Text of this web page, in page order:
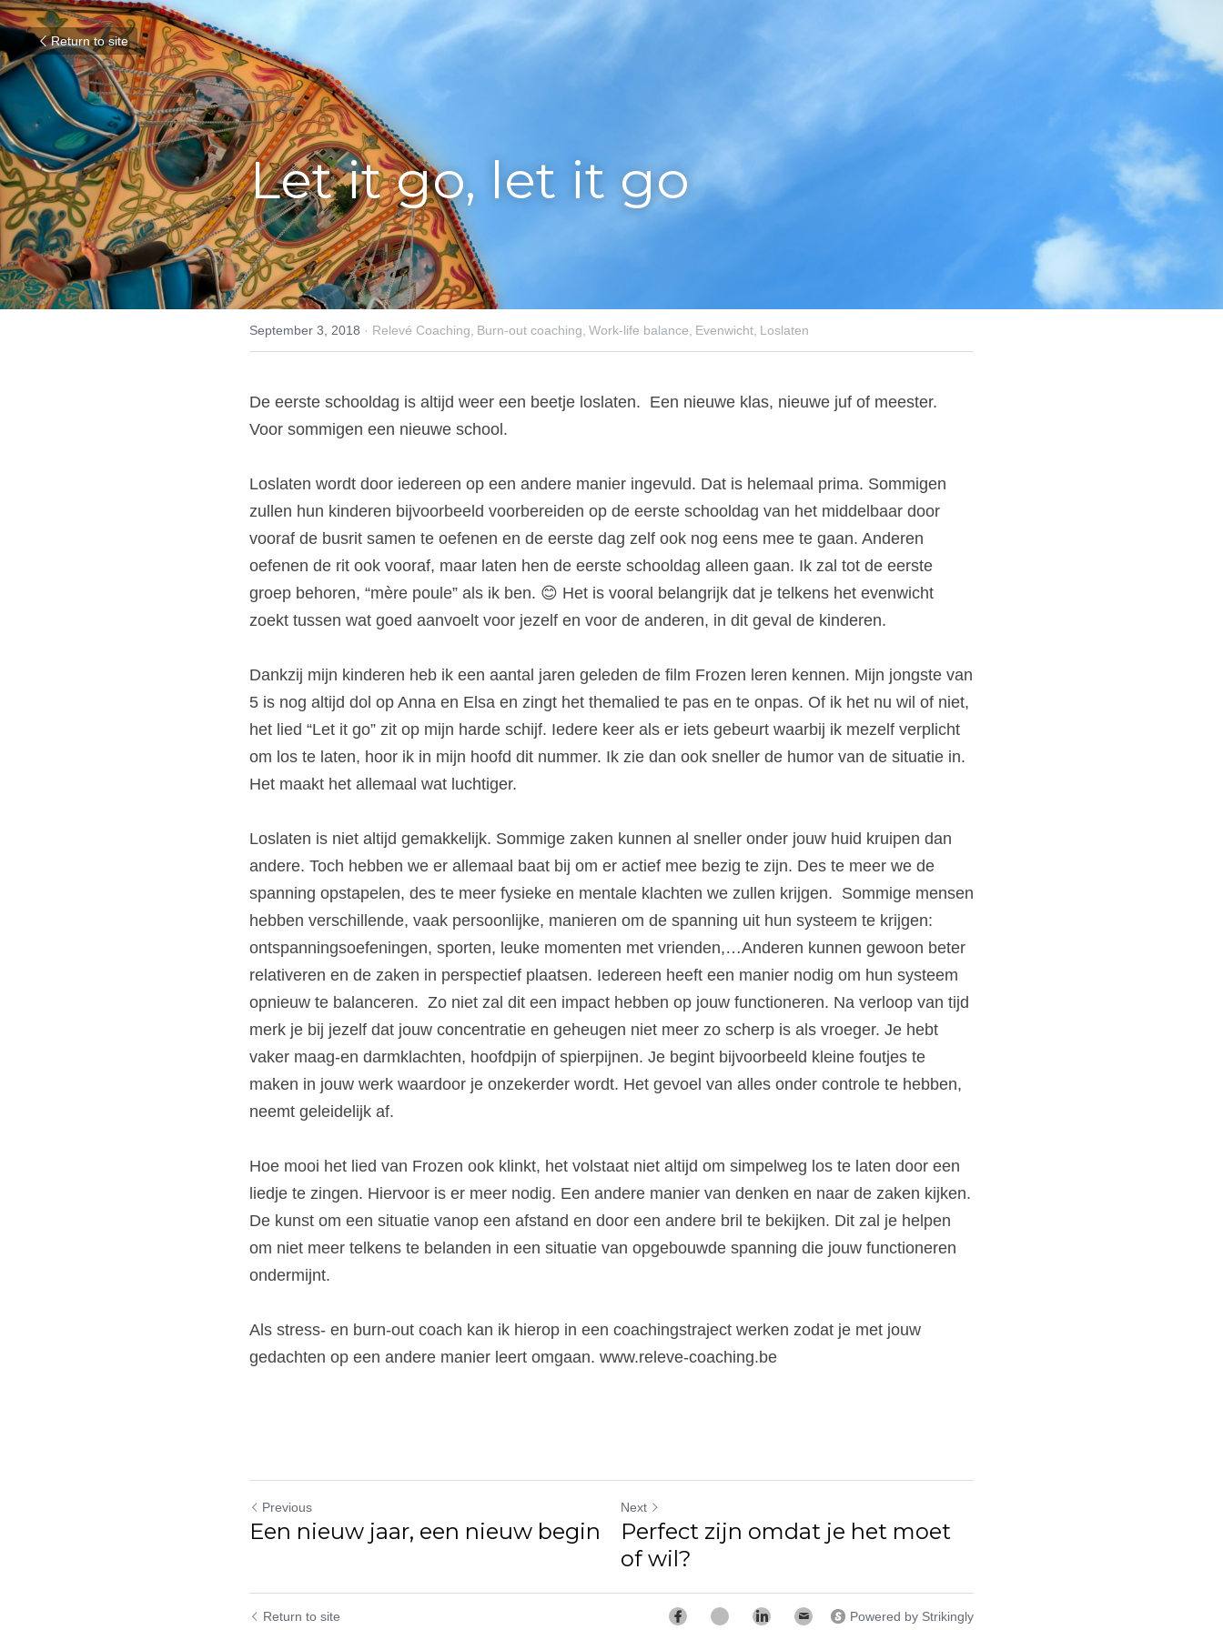
Return to site
Let it go, let it go
September 3, 2018 · Relevé Coaching, Burn-out coaching, Work-life balance, Evenwicht, Loslaten
De eerste schooldag is altijd weer een beetje loslaten. Een nieuwe klas, nieuwe juf of meester.
Voor sommigen een nieuwe school .
Loslaten wordt door iedereen op een andere manier ingevuld. Dat is helemaal prima. Sommigen
zullen hun kinderen bijvoorbeeld voorbereiden op de eerste schooldag van het middelbaar door
vooraf de busrit samen te oefenen en de eerste dag zelf ook nog eens mee te gaan. Anderen
oefenen de rit ook vooraf, maar laten hen de eerste schooldag alleen gaan. Ik zal tot de eerste
groep behoren, “mère poule” als ik ben. 😊 Het is vooral belangrijk dat je telkens het evenwicht
zoekt tussen wat goed aanvoelt voor jezelf en voor de anderen, in dit geval de kinderen.
Dankzij mijn kinderen heb ik een aantal jaren geleden de film Frozen leren kennen. Mijn jongste van
5 is nog altijd dol op Anna en Elsa en zingt het themalied te pas en te onpas. Of ik het nu wil of niet,
het lied “Let it go” zit op mijn harde schijf. Iedere keer als er iets gebeurt waarbij ik mezelf verplicht
om los te laten, hoor ik in mijn hoofd dit nummer. Ik zie dan ook sneller de humor van de situatie in.
Het maakt het allemaal wat luchtiger.
Loslaten is niet altijd gemakkelijk. Sommige zaken kunnen al sneller onder jouw huid kruipen dan
andere. Toch hebben we er allemaal baat bij om er actief mee bezig te zijn. Des te meer we de
spanning opstapelen, des te meer fysieke en mentale klachten we zullen krijgen. Sommige mensen
hebben verschillende, vaak persoonlijke, manieren om de spanning uit hun systeem te krijgen:
ontspanningsoefeningen, sporten, leuke momenten met vrienden,…Anderen kunnen gewoon beter
relativeren en de zaken in perspectief plaatsen. Iedereen heeft een manier nodig om hun systeem
opnieuw te balanceren. Zo niet zal dit een impact hebben op jouw functioneren. Na verloop van tijd
merk je bij jezelf dat jouw concentratie en geheugen niet meer zo scherp is als vroeger. Je hebt
vaker maag-en darmklachten, hoofdpijn of spierpijnen. Je begint bijvoorbeeld kleine foutjes te
maken in jouw werk waardoor je onzekerder wordt. Het gevoel van alles onder controle te hebben,
neemt geleidelijk af.
Hoe mooi het lied van Frozen ook klinkt, het volstaat niet altijd om simpelweg los te laten door een
liedje te zingen. Hiervoor is er meer nodig. Een andere manier van denken en naar de zaken kijken.
De kunst om een situatie vanop een afstand en door een andere bril te bekijken. Dit zal je helpen
om niet meer telkens te belanden in een situatie van opgebouwde spanning die jouw functioneren
ondermijnt.
Als stress- en burn-out coach kan ik hierop in een coachingstraject werken zodat je met jouw
gedachten op een andere manier leert omgaan. www.releve-coaching.be
Previous
Een nieuw jaar, een nieuw begin
Next
Perfect zijn omdat je het moet
of wil?
Return to site Powered by Strikingly